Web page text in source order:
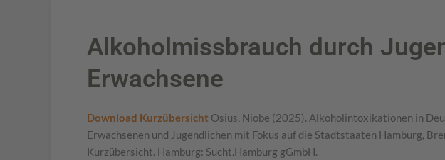
Alkoholmissbrauch durch
Erwachsene
Download Kurzübersicht Osius, Niobe (2025). Alkoholintoxikationen in
Erwachsenen und Jugendlichen mit Fokus auf die Stadtstaaten Hamburg,
Kurzübersicht. Hamburg: Sucht.Hamburg gGmbH.